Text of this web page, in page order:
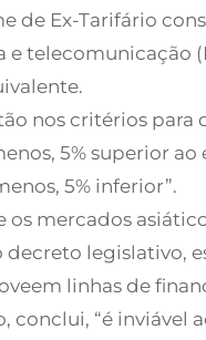
de Ex-Tarifário
telecomunicação
nos critérios
5% superior ao
5% inferior”.
mercados
legislativo,
linhas de
conclui, “é inviável